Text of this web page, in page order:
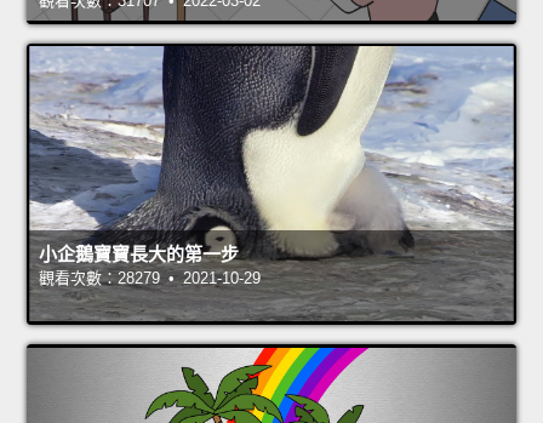
小企鵝寶寶長大的第一步
觀看次數：28279 • 2021-10-29